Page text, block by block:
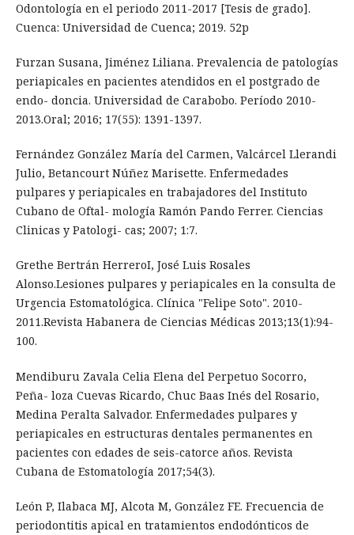
Odontología en el periodo 2011-2017 [Tesis de grado].
Cuenca: Universidad de Cuenca; 2019. 52p
Furzan Susana, Jiménez Liliana. Prevalencia de patologías
periapicales en pacientes atendidos en el postgrado de
endo- doncia. Universidad de Carabobo. Período 2010-
2013.Oral; 2016; 17(55): 1391-1397.
Fernández González María del Carmen, Valcárcel Llerandi
Julio, Betancourt Núñez Marisette. Enfermedades
pulpares y periapicales en trabajadores del Instituto
Cubano de Oftal- mología Ramón Pando Ferrer. Ciencias
Clinicas y Patologi- cas; 2007; 1:7.
Grethe Bertrán HerreroI, José Luis Rosales
Alonso.Lesiones pulpares y periapicales en la consulta de
Urgencia Estomatológica. Clínica "Felipe Soto". 2010-
2011.Revista Habanera de Ciencias Médicas 2013;13(1):94-
100.
Mendiburu Zavala Celia Elena del Perpetuo Socorro,
Peña- loza Cuevas Ricardo, Chuc Baas Inés del Rosario,
Medina Peralta Salvador. Enfermedades pulpares y
periapicales en estructuras dentales permanentes en
pacientes con edades de seis-catorce años. Revista
Cubana de Estomatología 2017;54(3).
León P, Ilabaca MJ, Alcota M, González FE. Frecuencia de
periodontitis apical en tratamientos endodónticos de